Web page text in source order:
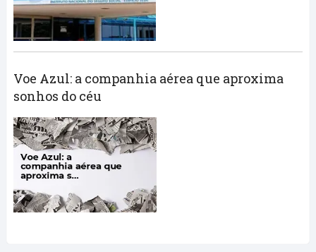
Voe Azul: a companhia aérea que aproxima
sonhos do céu